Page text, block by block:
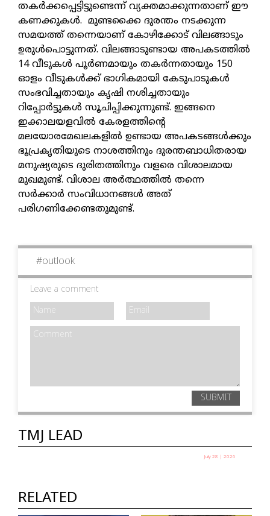
തകര്‍ക്കപ്പെട്ടിട്ടുണ്ടെന്ന് വ്യക്തമാക്കുന്നതാണ് ഈ
കണക്കുകള്‍. മുണ്ടക്കൈ ദുരന്തം നടക്കുന്ന
സമയത്ത് തന്നെയാണ് കോഴിക്കോട് വിലങ്ങാടും
ഉരുള്‍പൊട്ടുന്നത്. വിലങ്ങാടുണ്ടായ അപകടത്തില്‍
14 വീടുകള്‍ പൂര്‍ണമായും തകര്‍ന്നതായും 150
ഓളം വീടുകള്‍ക്ക് ഭാഗികമായി കേടുപാടുകള്‍
സംഭവിച്ചതായും കൃഷി നശിച്ചതായും
റിപ്പോര്‍ട്ടുകള്‍ സൂചിപ്പിക്കുന്നുണ്ട്. ഇങ്ങനെ
ഇക്കാലയളവില്‍ കേരളത്തിന്റെ
മലയോരമേഖലകളില്‍ ഉണ്ടായ അപകടങ്ങള്‍ക്കും
ഭൂപ്രകൃതിയുടെ നാശത്തിനും ദുരന്തബാധിതരായ
മനുഷ്യരുടെ ദുരിതത്തിനും വളരെ വിശാലമായ
മുഖമുണ്ട്. വിശാല അര്‍ത്ഥത്തില്‍ തന്നെ
സര്‍ക്കാര്‍ സംവിധാനങ്ങള്‍ അത്
പരിഗണിക്കേണ്ടതുമുണ്ട്.
#outlook
Leave a comment
SUBMIT
TMJ LEAD
July 28 | 2026
RELATED